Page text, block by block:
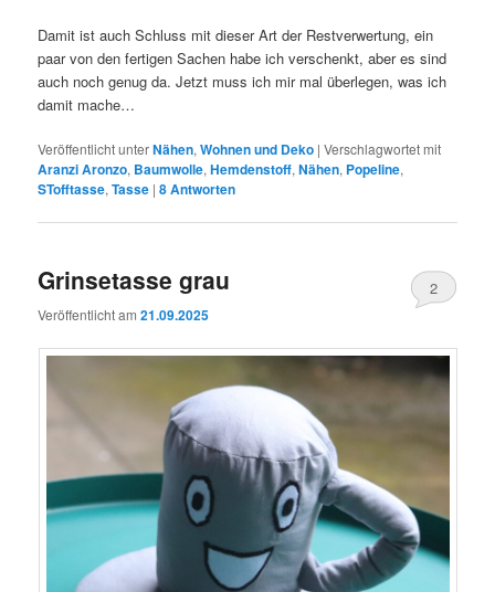
Damit ist auch Schluss mit dieser Art der Restverwertung, ein
paar von den fertigen Sachen habe ich verschenkt, aber es sind
auch noch genug da. Jetzt muss ich mir mal überlegen, was ich
damit mache…
Veröffentlicht unterNähen,Wohnen und Deko |Verschlagwortet mit
Aranzi Aronzo, Baumwolle,Hemdenstoff,Nähen, Popeline,
STofftasse,Tasse |8Antworten
Grinsetasse grau
Veröffentlicht am21.09.2025
2